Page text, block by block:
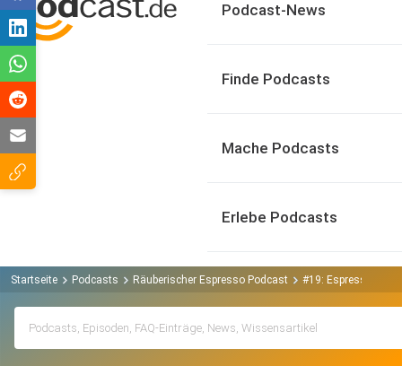
Podcast-News
Finde Podcasts
Mache Podcasts
Erlebe Podcasts
Startseite Podcasts Räuberischer Espresso Podcast #19: Espresso,